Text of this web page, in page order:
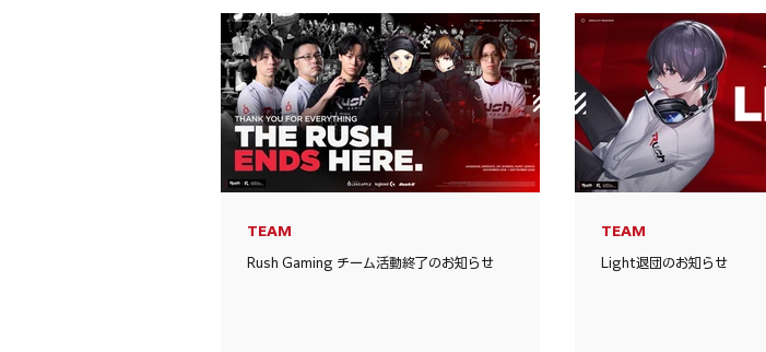
Rush Gaming チーム活動終了のお知らせ
TEAM
Light退団のお知らせ
TEAM